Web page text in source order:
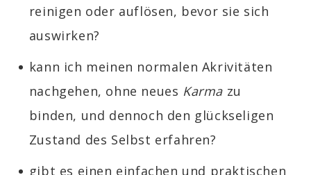
reinigen oder auflösen, bevor sie sich
auswirken?
kann ich meinen normalen Akrivitäten
nachgehen, ohne neues Karma zu
binden, und dennoch den glückseligen
Zustand des Selbst erfahren?
gibt es einen einfachen und praktischen